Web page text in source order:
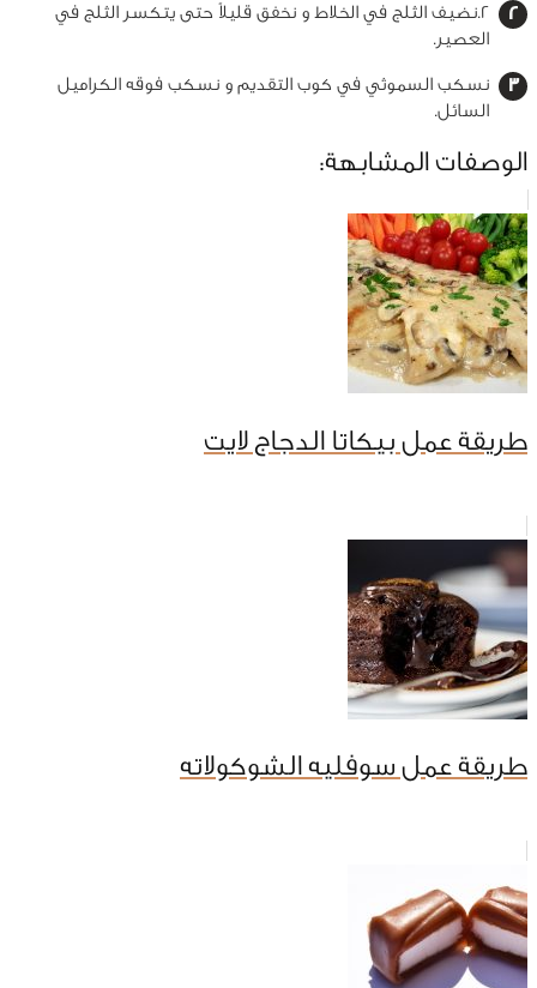
2.نضيف الثلج في الخلاط و نخفق قليلاً حتى يتكسر الثلج في
العصير.
نسكب السموثي في كوب التقديم و نسكب فوقه الكراميل
السائل.
الوصفات المشابهة:
طريقة عمل بيكاتا الدجاج لايت
طريقة عمل سوفليه الشوكولاته